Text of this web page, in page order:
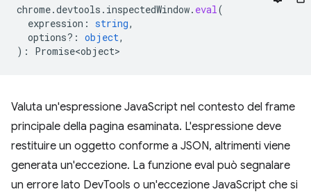
chrome.devtools . inspectedWindow. eval(
expression : string,
options? : object,
) : Promise<object>
Valuta un'espressione JavaScript nel contesto del frame
principale della pagina esaminata. L'espressione deve
restituire un oggetto conforme a JSON, altrimenti viene
generata un'eccezione. La funzione eval può segnalare
un errore lato DevTools o un'eccezione JavaScript che si